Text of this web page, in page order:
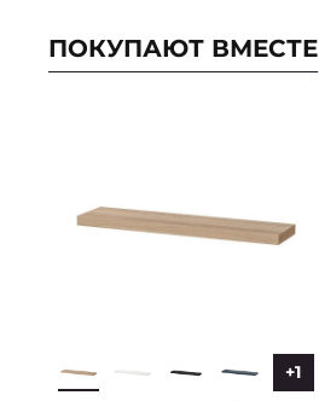
ПОКУПАЮТ ВМЕСТЕ
+1